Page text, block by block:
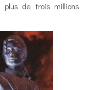
de trois millions